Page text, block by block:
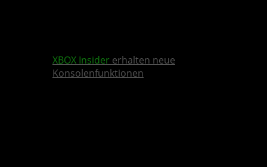
XBOX Insider erhalten neue
Konsolenfunktionen